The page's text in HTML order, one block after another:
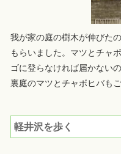
我が家の庭の樹木が伸びた
もらいました。マツとチャ
ゴに登らなければ届かない
裏庭のマツとチャボヒバも
軽井沢を歩く